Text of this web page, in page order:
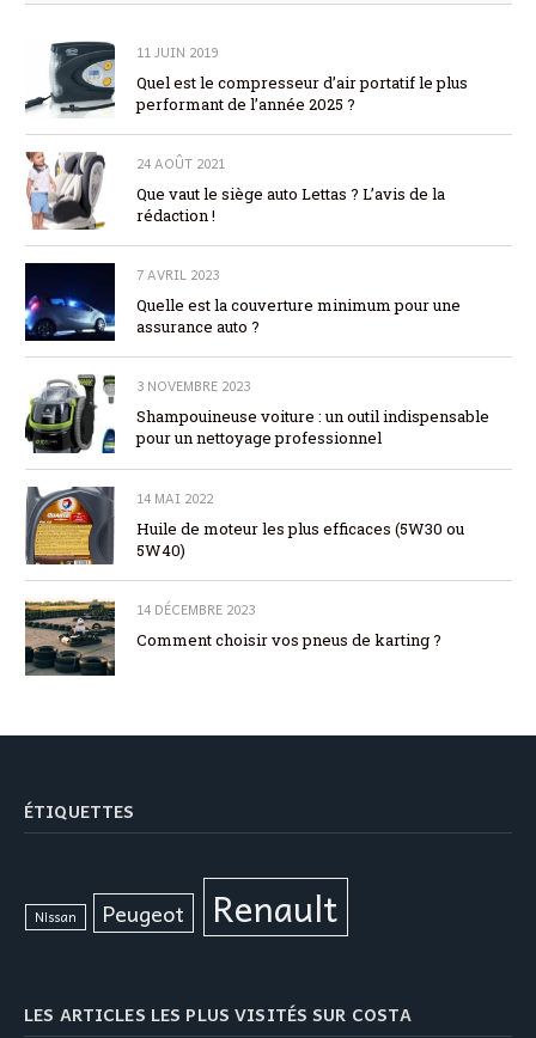
11 JUIN 2019
Quel est le compresseur d’air portatif le plus
performant de l’année 2025 ?
24 AOÛT 2021
Que vaut le siège auto Lettas ? L’avis de la
rédaction !
7 AVRIL 2023
Quelle est la couverture minimum pour une
assurance auto ?
3 NOVEMBRE 2023
Shampouineuse voiture : un outil indispensable
pour un nettoyage professionnel
14 MAI 2022
Huile de moteur les plus efficaces (5W30 ou
5W40)
14 DÉCEMBRE 2023
Comment choisir vos pneus de karting ?
ÉTIQUETTES
Nissan Peugeot Renault
LES ARTICLES LES PLUS VISITÉS SUR COSTA